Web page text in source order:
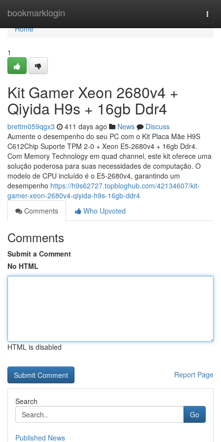
bookmarklogin
Home
Home
1
Kit Gamer Xeon 2680v4 +
Qiyida H9s + 16gb Ddr4
brettm059qgx3 411 days ago News
Discuss
Aumente o desempenho do seu PC com o Kit Placa Mãe H9S
C612Chip Suporte TPM 2-0 + Xeon E5-2680v4 + 16gb Ddr4.
Com Memory Technology em quad channel, este kit oferece uma
solução poderosa para suas necessidades de computação. O
modelo de CPU incluído é o E5-2680v4, garantindo um
desempenho https://h9s62727.topbloghub.com/42134607/kit-
gamer-xeon-2680v4-qiyida-h9s-16gb-ddr4
Comments
Who Upvoted
Comments
Submit a Comment
No HTML
HTML is disabled
Report Page
Search
Go
Published News